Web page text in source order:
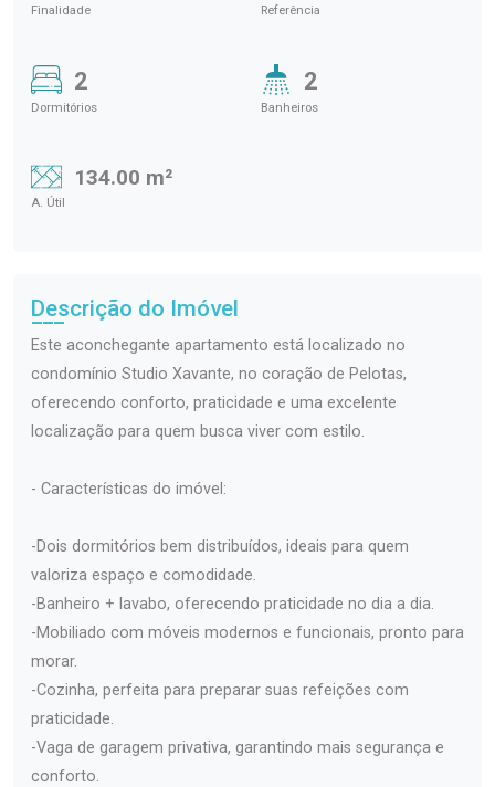
Finalidade Referência
2
Dormitórios
2
Banheiros
134.00 m²
A. Útil
Descrição do Imóvel
Este aconchegante apartamento está localizado no
condomínio Studio Xavante, no coração de Pelotas,
oferecendo conforto, praticidade e uma excelente
localização para quem busca viver com estilo.
- Características do imóvel:
-Dois dormitórios bem distribuídos, ideais para quem
valoriza espaço e comodidade.
-Banheiro + lavabo, oferecendo praticidade no dia a dia.
-Mobiliado com móveis modernos e funcionais, pronto para
morar.
-Cozinha, perfeita para preparar suas refeições com
praticidade.
-Vaga de garagem privativa, garantindo mais segurança e
conforto.